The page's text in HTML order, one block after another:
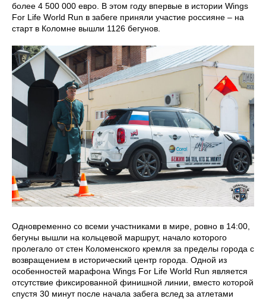
более 4 500 000 евро. В этом году впервые в истории Wings
For Life World Run в забеге приняли участие россияне – на
старт в Коломне вышли 1126 бегунов.
Одновременно со всеми участниками в мире, ровно в 14:00,
бегуны вышли на кольцевой маршрут, начало которого
пролегало от стен Коломенского кремля за пределы города с
возвращением в исторический центр города. Одной из
особенностей марафона Wings For Life World Run является
отсутствие фиксированной финишной линии, вместо которой
спустя 30 минут после начала забега вслед за атлетами